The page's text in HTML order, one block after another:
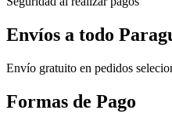
Envíos a todo
Envío gratuito en pedidos
Formas de Pago